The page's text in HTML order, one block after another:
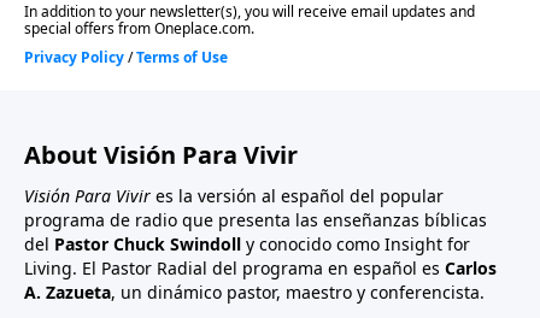
About Visión Para Vivir
Visión Para Vivir es la versión al español del popular
programa de radio que presenta las enseñanzas bíblicas
del Pastor Chuck Swindoll y conocido como Insight for
Living. El Pastor Radial del programa en español es Carlos
A. Zazueta, un dinámico pastor, maestro y conferencista.